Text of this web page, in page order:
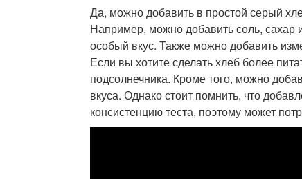
Да, можно добавить в простой серый
Например, можно добавить соль, сахар
особый вкус. Также можно добавить
Если вы хотите сделать хлеб более
подсолнечника. Кроме того, можно
вкуса. Однако стоит помнить, что
консистенцию теста, поэтому может